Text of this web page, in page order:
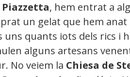
Piazzetta, hem entrat a
un gelat que hem anat
quants iots dels rics i
alguns artesans
No veiem la Chiesa de